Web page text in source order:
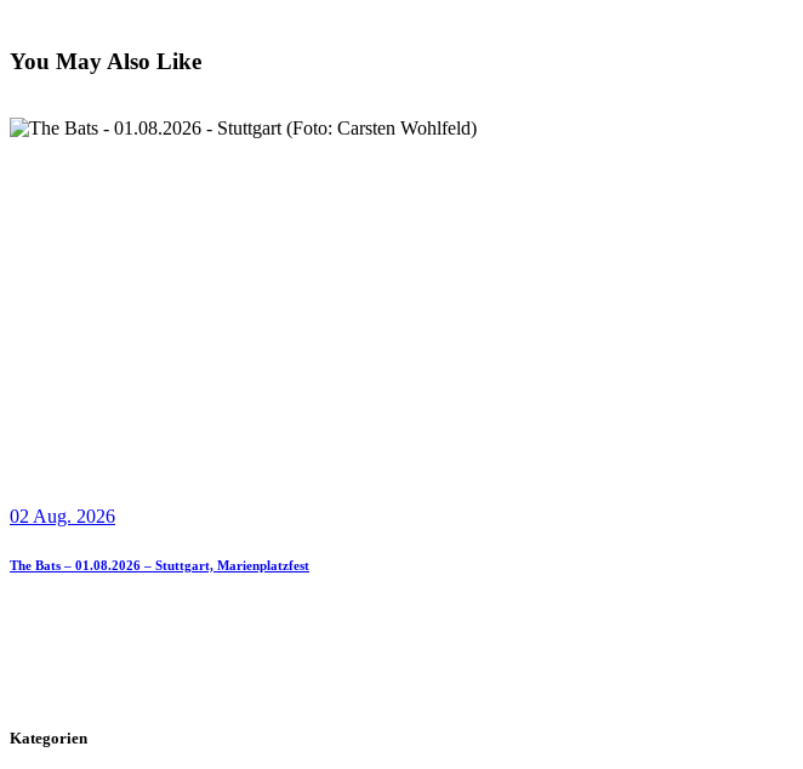
You May Also Like
02 Aug. 2026
The Bats – 01.08.2026 – Stuttgart, Marienplatzfest
Kategorien